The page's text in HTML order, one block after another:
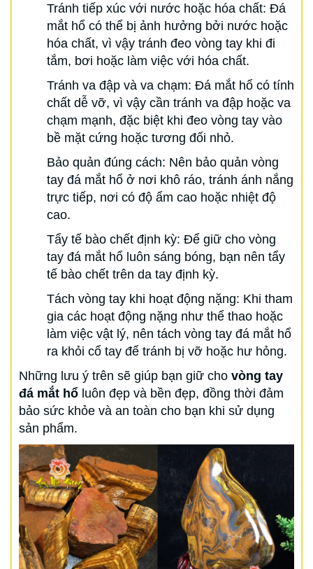
Tránh tiếp xúc với nước hoặc hóa chất: Đá
mắt hổ có thể bị ảnh hưởng bởi nước hoặc
hóa chất, vì vậy tránh đeo vòng tay khi đi
tắm, bơi hoặc làm việc với hóa chất.
Tránh va đập và va chạm: Đá mắt hổ có tính
chất dễ vỡ, vì vậy cần tránh va đập hoặc va
chạm mạnh, đặc biệt khi đeo vòng tay vào
bề mặt cứng hoặc tương đối nhỏ.
Bảo quản đúng cách: Nên bảo quản vòng
tay đá mắt hổ ở nơi khô ráo, tránh ánh nắng
trực tiếp, nơi có độ ẩm cao hoặc nhiệt độ
cao.
Tẩy tế bào chết định kỳ: Để giữ cho vòng
tay đá mắt hổ luôn sáng bóng, bạn nên tẩy
tế bào chết trên da tay định kỳ.
Tách vòng tay khi hoạt động nặng: Khi tham
gia các hoạt động nặng như thể thao hoặc
làm việc vật lý, nên tách vòng tay đá mắt hổ
ra khỏi cổ tay để tránh bị vỡ hoặc hư hỏng.
Những lưu ý trên sẽ giúp bạn giữ cho vòng tay
đá mắt hổ luôn đẹp và bền đẹp, đồng thời đảm
bảo sức khỏe và an toàn cho bạn khi sử dụng
sản phẩm.